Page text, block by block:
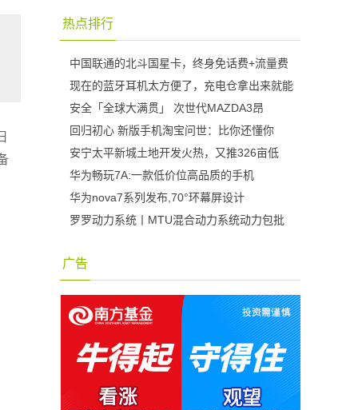
热点排行
中国联通的北斗国星卡，终身免话费+流量费
现在的蓝牙耳机太方便了，充电仓拿出来就能
安全「全球大满贯」 次世代MAZDA3昂
回归初心 新版手机淘宝问世：比你还懂你
安宁太平新城土地开发火热，又推326亩低
华为畅玩7A:一款低价位高品质的手机
华为nova7系列发布,70°环幕屏设计
罗罗动力系统丨MTU混合动力系统动力包批
广告